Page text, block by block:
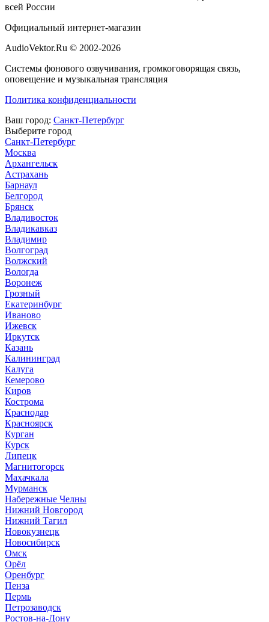
всей России
Официальный интернет-магазин
AudioVektor.Ru © 2002-2026
Системы фонового озвучивания, громкоговорящая связь,
оповещение и музыкальная трансляция
Политика конфиденциальности
Ваш город: Санкт-Петербург
Выберите город
Санкт-Петербург
Москва
Архангельск
Астрахань
Барнаул
Белгород
Брянск
Владивосток
Владикавказ
Владимир
Волгоград
Волжский
Вологда
Воронеж
Грозный
Екатеринбург
Иваново
Ижевск
Иркутск
Казань
Калининград
Калуга
Кемерово
Киров
Кострома
Краснодар
Красноярск
Курган
Курск
Липецк
Магнитогорск
Махачкала
Мурманск
Набережные Челны
Нижний Новгород
Нижний Тагил
Новокузнецк
Новосибирск
Омск
Орёл
Оренбург
Пенза
Пермь
Петрозаводск
Ростов-на-Дону